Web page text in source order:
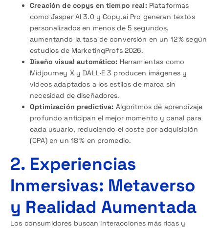
Creación de copys en tiempo real:Plataformas
como Jasper AI 3.0 y Copy.ai Pro generan textos
personalizados en menos de 5 segundos,
aumentando la tasa de conversión en un 12 % según
estudios de MarketingProfs 2026.
Diseño visual automático: Herramientas como
Midjourney X y DALL·E 3 producen imágenes y
videos adaptados a los estilos de marca sin
necesidad de diseñadores.
Optimización predictiva: Algoritmos de aprendizaje
profundo anticipan el mejor momento y canal para
cada usuario, reduciendo el coste por adquisición
(CPA) en un 18 % en promedio.
2. Experiencias
Inmersivas: Metaverso
y Realidad Aumentada
Los consumidores buscan interacciones más ricas y